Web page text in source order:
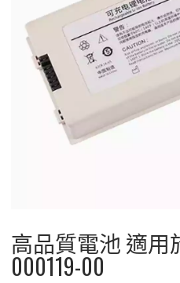
高品質電池 適用
000119-00